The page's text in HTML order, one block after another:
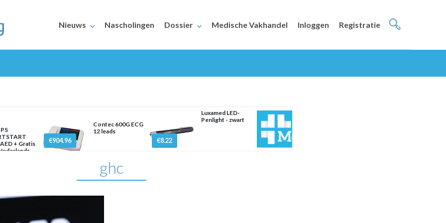
Nieuws Nascholingen Dossier Medische Vakhandel Inloggen Registratie
+ Gratis
€904.96
Contec 600G ECG
12 leads
€8.22
Luxamed LED-
Penlight - zwart
ghc